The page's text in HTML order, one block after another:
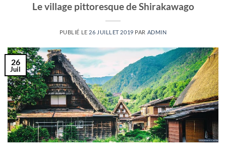
Le village pittoresque de Shirakawago
PUBLIÉ LE 26 JUILLET 2019 PAR ADMIN
26
Juil